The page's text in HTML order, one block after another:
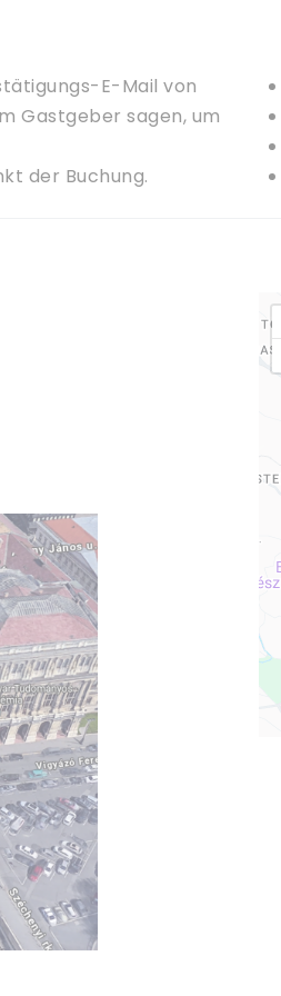
E-Mail von
Gastgeber sagen, um
der Buchung.